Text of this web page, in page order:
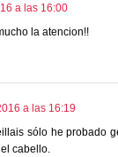
a las 16:00
la atencion!!
a las 16:19
sólo he probado
cabello.